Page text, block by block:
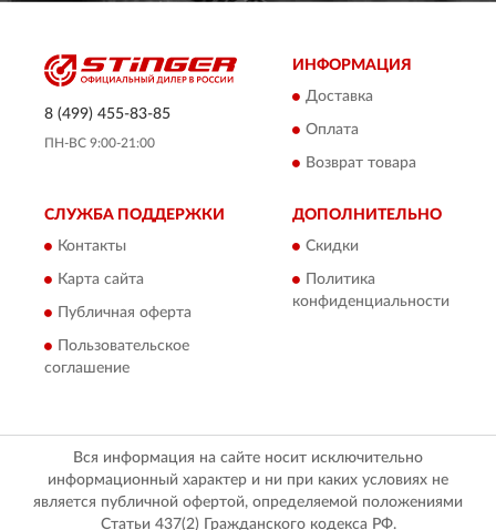
8 (499) 455-83-85
ПН-ВС 9:00-21:00
ИНФОРМАЦИЯ
Доставка
Оплата
Возврат товара
СЛУЖБА ПОДДЕРЖКИ
Контакты
Карта сайта
Публичная оферта
Пользовательское
соглашение
ДОПОЛНИТЕЛЬНО
Скидки
Политика
конфиденциальности
Вся информация на сайте носит исключительно
информационный характер и ни при каких условиях не
является публичной офертой, определяемой положениями
Статьи 437(2) Гражданского кодекса РФ.